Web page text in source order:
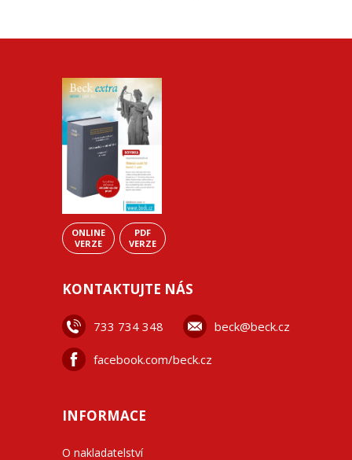
ONLINE
VERZE
PDF
VERZE
KONTAKTUJTE NÁS
733 734 348 beck@beck.cz
facebook.com/beck.cz
INFORMACE
O nakladatelství